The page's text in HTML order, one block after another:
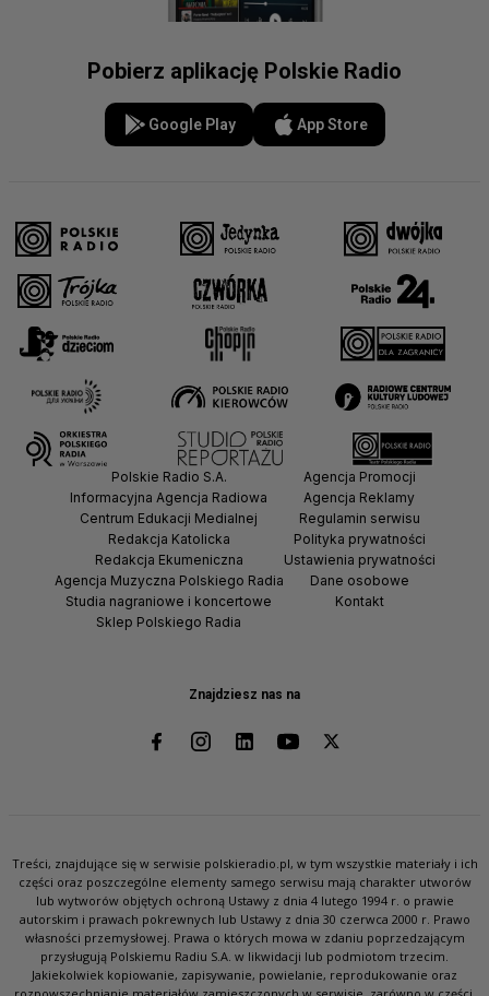
Pobierz aplikację Polskie Radio
Google Play App Store
Znajdziesz nas na
Polskie Radio S.A.
Informacyjna Agencja Radiowa
Centrum Edukacji Medialnej
Redakcja Katolicka
Redakcja Ekumeniczna
Agencja Muzyczna Polskiego Radia
Studia nagraniowe i koncertowe
Sklep Polskiego Radia
Agencja Promocji
Agencja Reklamy
Regulamin serwisu
Polityka prywatności
Ustawienia prywatności
Dane osobowe
Kontakt
Treści, znajdujące się w serwisie polskieradio.pl, w tym wszystkie materiały i ich
części oraz poszczególne elementy samego serwisu mają charakter utworów
lub wytworów objętych ochroną Ustawy z dnia 4 lutego 1994 r. o prawie
autorskim i prawach pokrewnych lub Ustawy z dnia 30 czerwca 2000 r. Prawo
własności przemysłowej. Prawa o których mowa w zdaniu poprzedzającym
przysługują Polskiemu Radiu S.A. w likwidacji lub podmiotom trzecim.
Jakiekolwiek kopiowanie, zapisywanie, powielanie, reprodukowanie oraz